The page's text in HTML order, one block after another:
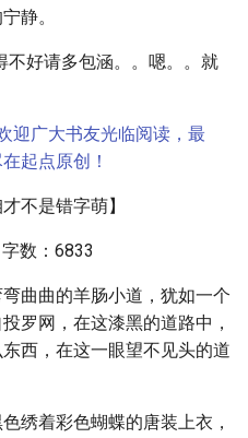
静。
不好请多包涵。。嗯。。就
迎广大书友光临阅读，最
起点原创！
不是错字萌】
数：6833
曲曲的羊肠小道，犹如一个
罗网，在这漆黑的道路中，
西，在这一眼望不见头的道
绣着彩色蝴蝶的唐装上衣，